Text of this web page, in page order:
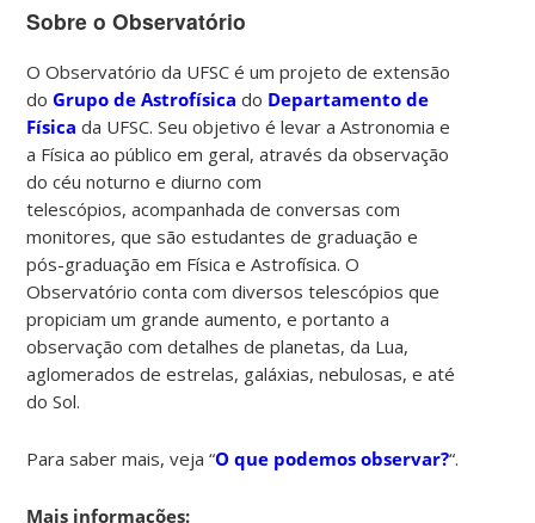
Sobre o Observatório
O Observatório da UFSC é um projeto de extensão
doGrupo de Astrofísicado Departamento de
Física da UFSC. Seu objetivo é levar a Astronomia e
a Física ao público em geral, através da observação
do céu noturno e diurno com
telescópios, acompanhada de conversas com
monitores, que são estudantes de graduação e
pós-graduação em Física e Astrofísica. O
Observatório conta com diversos telescópios que
propiciam um grande aumento, e portanto a
observação com detalhes de planetas, da Lua,
aglomerados de estrelas, galáxias, nebulosas, e até
do Sol.
Para saber mais, veja “O que podemos observar?“.
Mais informações: